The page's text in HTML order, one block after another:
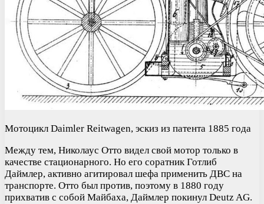
Мотоцикл Daimler Reitwagen, эскиз из патента 1885 года
Между тем, Николаус Отто видел свой мотор только в
качестве стационарного. Но его соратник Готлиб
Даймлер, активно агитировал шефа применить ДВС на
транспорте. Отто был против, поэтому в 1880 году
прихватив с собой Майбаха, Даймлер покинул Deutz AG.